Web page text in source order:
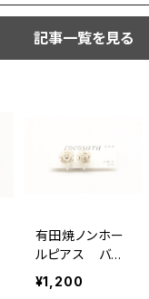
記事一覧を見る
有田焼ノンホー
ルピアス バラ
白
¥1,200